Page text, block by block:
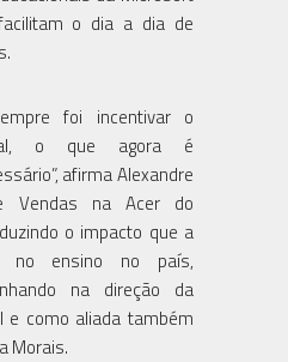
o dia a dia de
foi incentivar o
o que agora é
afirma Alexandre
Vendas na Acer do
o impacto que a
no ensino no país,
na direção da
e como aliada também
Morais.